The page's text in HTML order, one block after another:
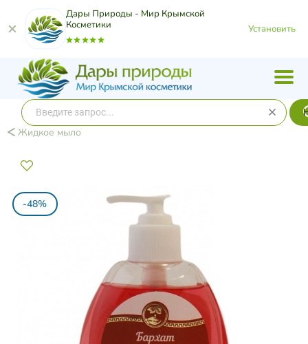
Дары Природы - Мир Крымской
Косметики
Установить
Жидкое мыло
-48%